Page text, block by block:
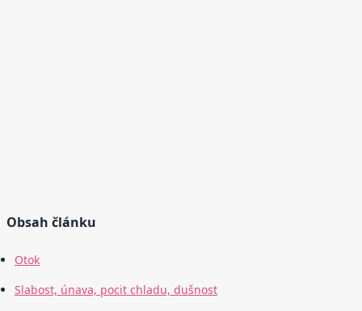
Obsah článku
Otok
Slabost, únava, pocit chladu, dušnost